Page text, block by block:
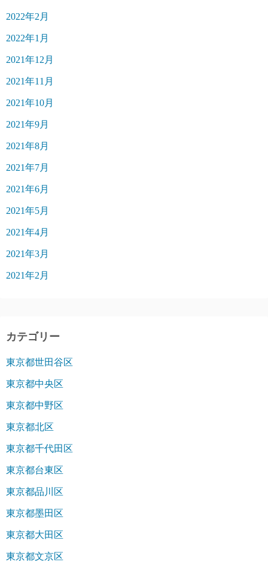
2022年2月
2022年1月
2021年12月
2021年11月
2021年10月
2021年9月
2021年8月
2021年7月
2021年6月
2021年5月
2021年4月
2021年3月
2021年2月
カテゴリー
東京都世田谷区
東京都中央区
東京都中野区
東京都北区
東京都千代田区
東京都台東区
東京都品川区
東京都墨田区
東京都大田区
東京都文京区